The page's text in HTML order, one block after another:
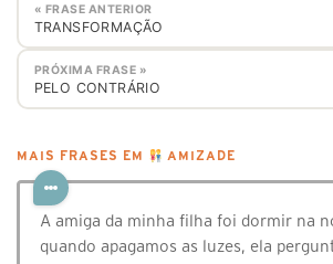
« FRASE ANTERIOR
TRANSFORMAÇÃO
PRÓXIMA FRASE »
PELO CONTRÁRIO
MAIS FRASES EM AMIZADE
A amiga da minha filha foi dormir na
quando apagamos as luzes, ela